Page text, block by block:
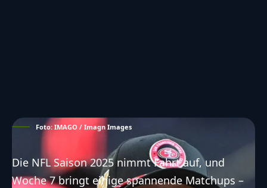
Foto: IMAGO / Imagn Images
Die NFL Saison 2025 nimmt Fahrt auf, und
Woche 7 bringt einige spannende Matchups –